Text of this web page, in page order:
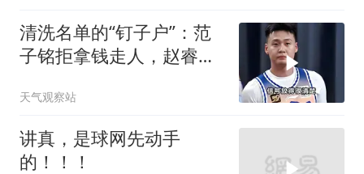
清洗名单的“钉子户”：范
子铭拒拿钱走人，赵睿亲
天气观察站
讲真，是球网先动手
的！！！